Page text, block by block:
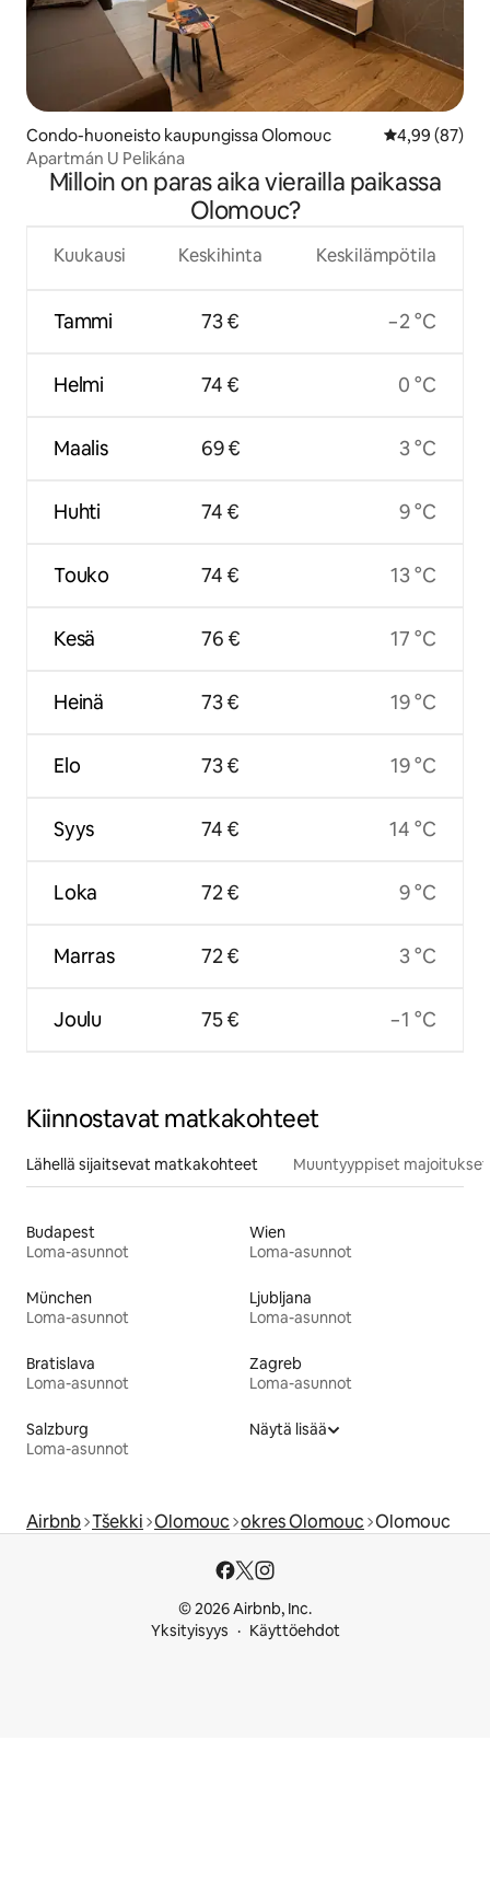
Condo-huoneisto kaupungissa Olomouc
4,99 (87)
Apartmán U Pelikána
Milloin on paras aika vierailla paikassa
Olomouc?
Kuukausi
Tammi
Helmi
Maalis
Huhti
Touko
Kesä
Heinä
Elo
Syys
Loka
Marras
Joulu
Keskihinta
73 €
74 €
69 €
74 €
74 €
76 €
73 €
73 €
74 €
72 €
72 €
75 €
Keskilämpötila
−2 °C
0 °C
3 °C
9 °C
13 °C
17 °C
19 °C
19 °C
14 °C
9 °C
3 °C
−1 °C
Kiinnostavat matkakohteet
Lähellä sijaitsevat matkakohteet Muuntyyppiset majoitukset
Budapest
Loma-asunnot
Wien
Loma-asunnot
München
Loma-asunnot
Ljubljana
Loma-asunnot
Bratislava
Loma-asunnot
Zagreb
Loma-asunnot
Salzburg
Loma-asunnot
Näytä lisää
Airbnb Tšekki Olomouc okres Olomouc Olomouc
© 2026 Airbnb, Inc.
Yksityisyys
Käyttöehdot